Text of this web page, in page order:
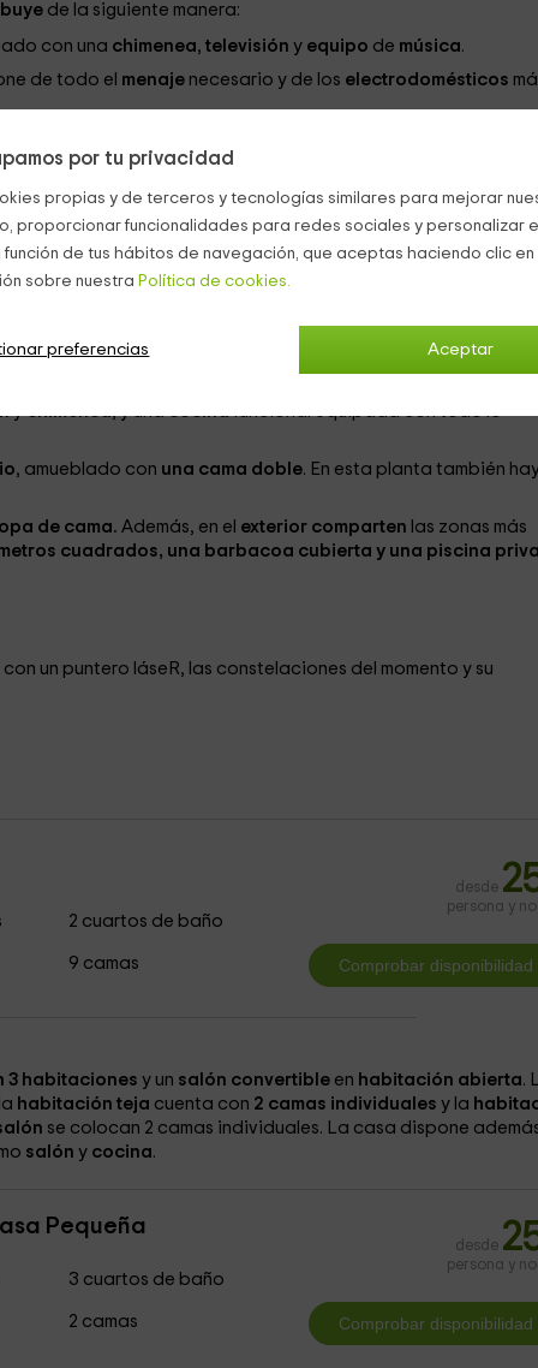
por tu privacidad
propias y de terceros y tecnologías similares para mejorar
proporcionar funcionalidades para redes sociales y personalizar
de tus hábitos de navegación, que aceptas haciendo clic
sobre nuestra Política de cookies.
Aceptar
preferencias
de la siguiente manera:
con una chimenea, televisión y equipo de música.
de todo el menaje necesario y de los electrodomésticos
con2 camas individuales.
2 camas individuales.
ychimenea, y unacocinafuncional equipada con todo lo
, amueblado con una cama doble. En esta planta también
de cama. Además, en el exterior comparten las zonas más
cuadrados, una barbacoa cubierta y una piscina
un puntero láseR, las constelaciones del momento y su
2 cuartos de baño
9 camas
desde
persona y
3 habitaciones y un salón convertible en habitación abierta.
habitación teja cuenta con 2 camas individuales y la
se colocan 2 camas individuales. La casa dispone
salón y cocina.
Pequeña
3 cuartos de baño
2 camas
desde
persona y